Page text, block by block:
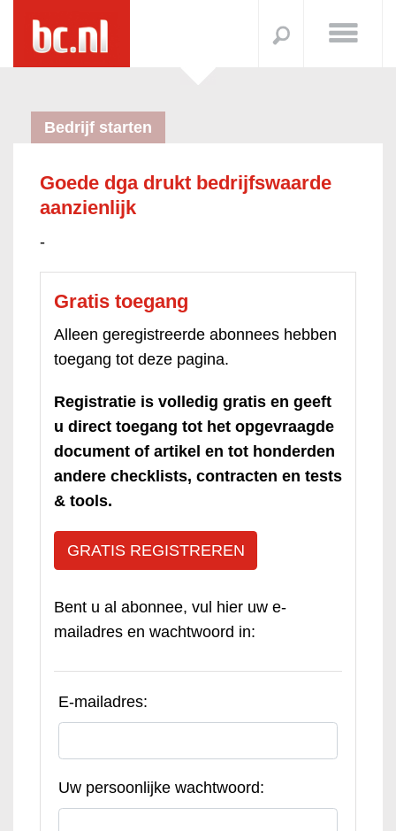
Bedrijf starten
Goede dga drukt bedrijfswaarde
aanzienlijk
-
Gratis toegang
Alleen geregistreerde abonnees hebben
toegang tot deze pagina.
Registratie is volledig gratis en geeft
u direct toegang tot het opgevraagde
document of artikel en tot honderden
andere checklists, contracten en tests
& tools.
GRATIS REGISTREREN
Bent u al abonnee, vul hier uw e-
mailadres en wachtwoord in:
E-mailadres:
Uw persoonlijke wachtwoord: